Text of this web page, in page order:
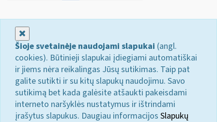
Šioje svetainėje naudojami slapukai (angl.
cookies). Būtinieji slapukai įdiegiami automatiškai
ir jiems nėra reikalingas Jūsų sutikimas. Taip pat
galite sutikti ir su kitų slapukų naudojimu. Savo
sutikimą bet kada galėsite atšaukti pakeisdami
interneto naršyklės nustatymus ir ištrindami
įrašytus slapukus. Daugiau informacijos Slapukų